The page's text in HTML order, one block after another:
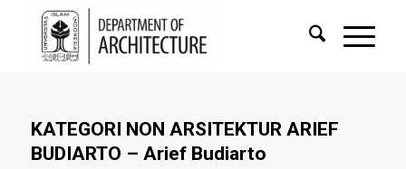
KATEGORI NON ARSITEKTUR ARIEF
BUDIARTO – Arief Budiarto